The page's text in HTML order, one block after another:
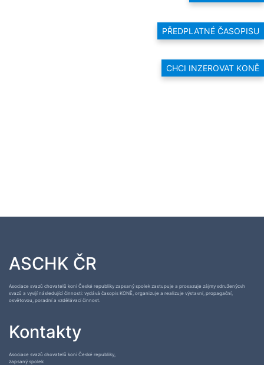
PŘEDPLATNÉ ČASOPISU
CHCI INZEROVAT KONĚ
ASCHK ČR
Asociace svazů chovatelů koní České republiky zapsaný spolek zastupuje a prosazuje zájmy sdruženýcvh
svazů a vyvíjí následující činnosti: vydává časopis KONĚ, organizuje a realizuje výstavní, propagační,
osvětovou, poradní a vzdělávací činnost.
Kontakty
Asociace svazů chovatelů koní České republiky,
zapsaný spolek